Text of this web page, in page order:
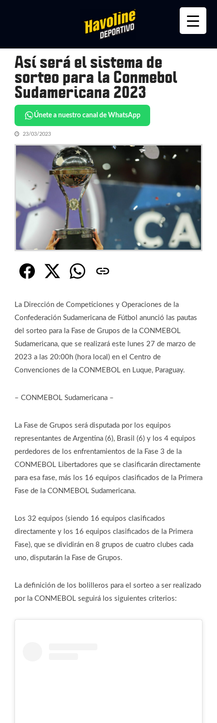
Así será el sistema de
sorteo para la Conmebol
Sudamericana 2023
Únete a nuestro canal de WhatsApp
23/03/2023
La Dirección de Competiciones y Operaciones de la
Confederación Sudamericana de Fútbol anunció las pautas
del sorteo para la Fase de Grupos de la CONMEBOL
Sudamericana, que se realizará este lunes 27 de marzo de
2023 a las 20:00h (hora local) en el Centro de
Convenciones de la CONMEBOL en Luque, Paraguay.
– CONMEBOL Sudamericana –
La Fase de Grupos será disputada por los equipos
representantes de Argentina (6), Brasil (6) y los 4 equipos
perdedores de los enfrentamientos de la Fase 3 de la
CONMEBOL Libertadores que se clasificarán directamente
para esa fase, más los 16 equipos clasificados de la Primera
Fase de la CONMEBOL Sudamericana.
Los 32 equipos (siendo 16 equipos clasificados
directamente y los 16 equipos clasificados de la Primera
Fase), que se dividirán en 8 grupos de cuatro clubes cada
uno, disputarán la Fase de Grupos.
La definición de los bolilleros para el sorteo a ser realizado
por la CONMEBOL seguirá los siguientes criterios: